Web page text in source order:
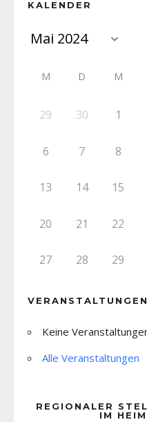
KALENDER
M D M
29 30 1
6 7 8
13 14 15
20 21 22
27 28 29
VERANSTALTUNGEN
Keine
Alle Veranstaltungen
REGIONALER
IM